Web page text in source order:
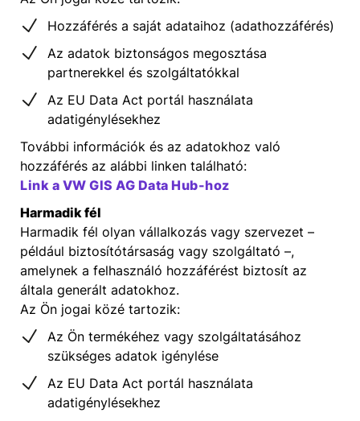
Hozzáférés a saját adataihoz (adathozzáférés)
Az adatok biztonságos megosztása
partnerekkel és szolgáltatókkal
Az EU Data Act portál használata
adatigénylésekhez
További információk és az adatokhoz való
hozzáférés az alábbi linken található:
Link a VW GIS AG Data Hub-hoz
Harmadik fél
Harmadik fél olyan vállalkozás vagy szervezet –
például biztosítótársaság vagy szolgáltató –,
amelynek a felhasználó hozzáférést biztosít az
általa generált adatokhoz.
Az Ön jogai közé tartozik:
Az Ön termékéhez vagy szolgáltatásához
szükséges adatok igénylése
Az EU Data Act portál használata
adatigénylésekhez